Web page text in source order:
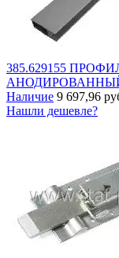
385.629155
Наличие 9 697,96
Нашли дешевле?